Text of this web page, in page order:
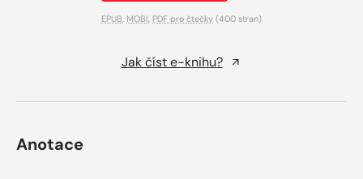
EPUB, MOBI, PDF pro čtečky (400 stran)
Jak číst e-knihu?
Anotace